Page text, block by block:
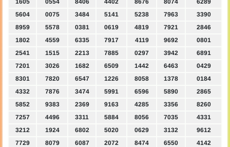
1605
0554 8406 4402 8676 8074
6289
5604
0075 3484 5141 5238 7963
3390
8959
5578 0381 0619 4819 7921
2846
1802
4559 6335 7917 4119 9692
0801
2541
1515 2213 7885 0297 3942
6891
7201
3026 1682 6509 1442 6463
0429
8301
7820 6547 1226 8058 1378
0184
4332
7876 3474 5991 6596 5890
2865
5852
9383 2369 9163 4285 3356
8260
7257
4496 3311 5884 8056 7035
4331
3212
1924 6802 5020 0629 3132
9612
7729
8079 6087 2072 8474 6550
4142